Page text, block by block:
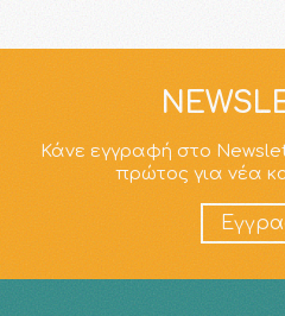
Κάνε εγγραφή στο
πρώτος για νέα